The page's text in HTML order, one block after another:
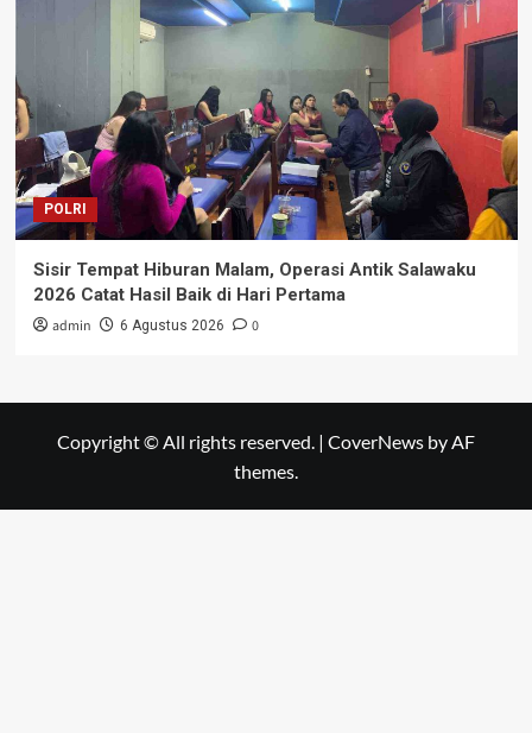
POLRI
Sisir Tempat Hiburan Malam, Operasi Antik Salawaku
2026 Catat Hasil Baik di Hari Pertama
admin 6 Agustus 2026 0
Copyright © All rights reserved. | CoverNews by AF
themes.